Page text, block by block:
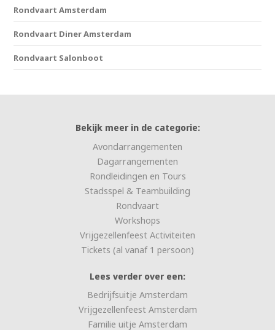
Rondvaart Amsterdam
Rondvaart Diner Amsterdam
Rondvaart Salonboot
Bekijk meer in de categorie:
Avondarrangementen
Dagarrangementen
Rondleidingen en Tours
Stadsspel & Teambuilding
Rondvaart
Workshops
Vrijgezellenfeest Activiteiten
Tickets (al vanaf 1 persoon)
Lees verder over een:
Bedrijfsuitje Amsterdam
Vrijgezellenfeest Amsterdam
Familie uitje Amsterdam